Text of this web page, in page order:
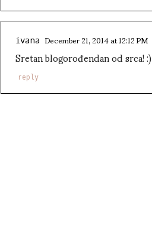
ivana December 21, 2014 at 12:12 PM
Sretan blogorođendan od srca! :)
reply